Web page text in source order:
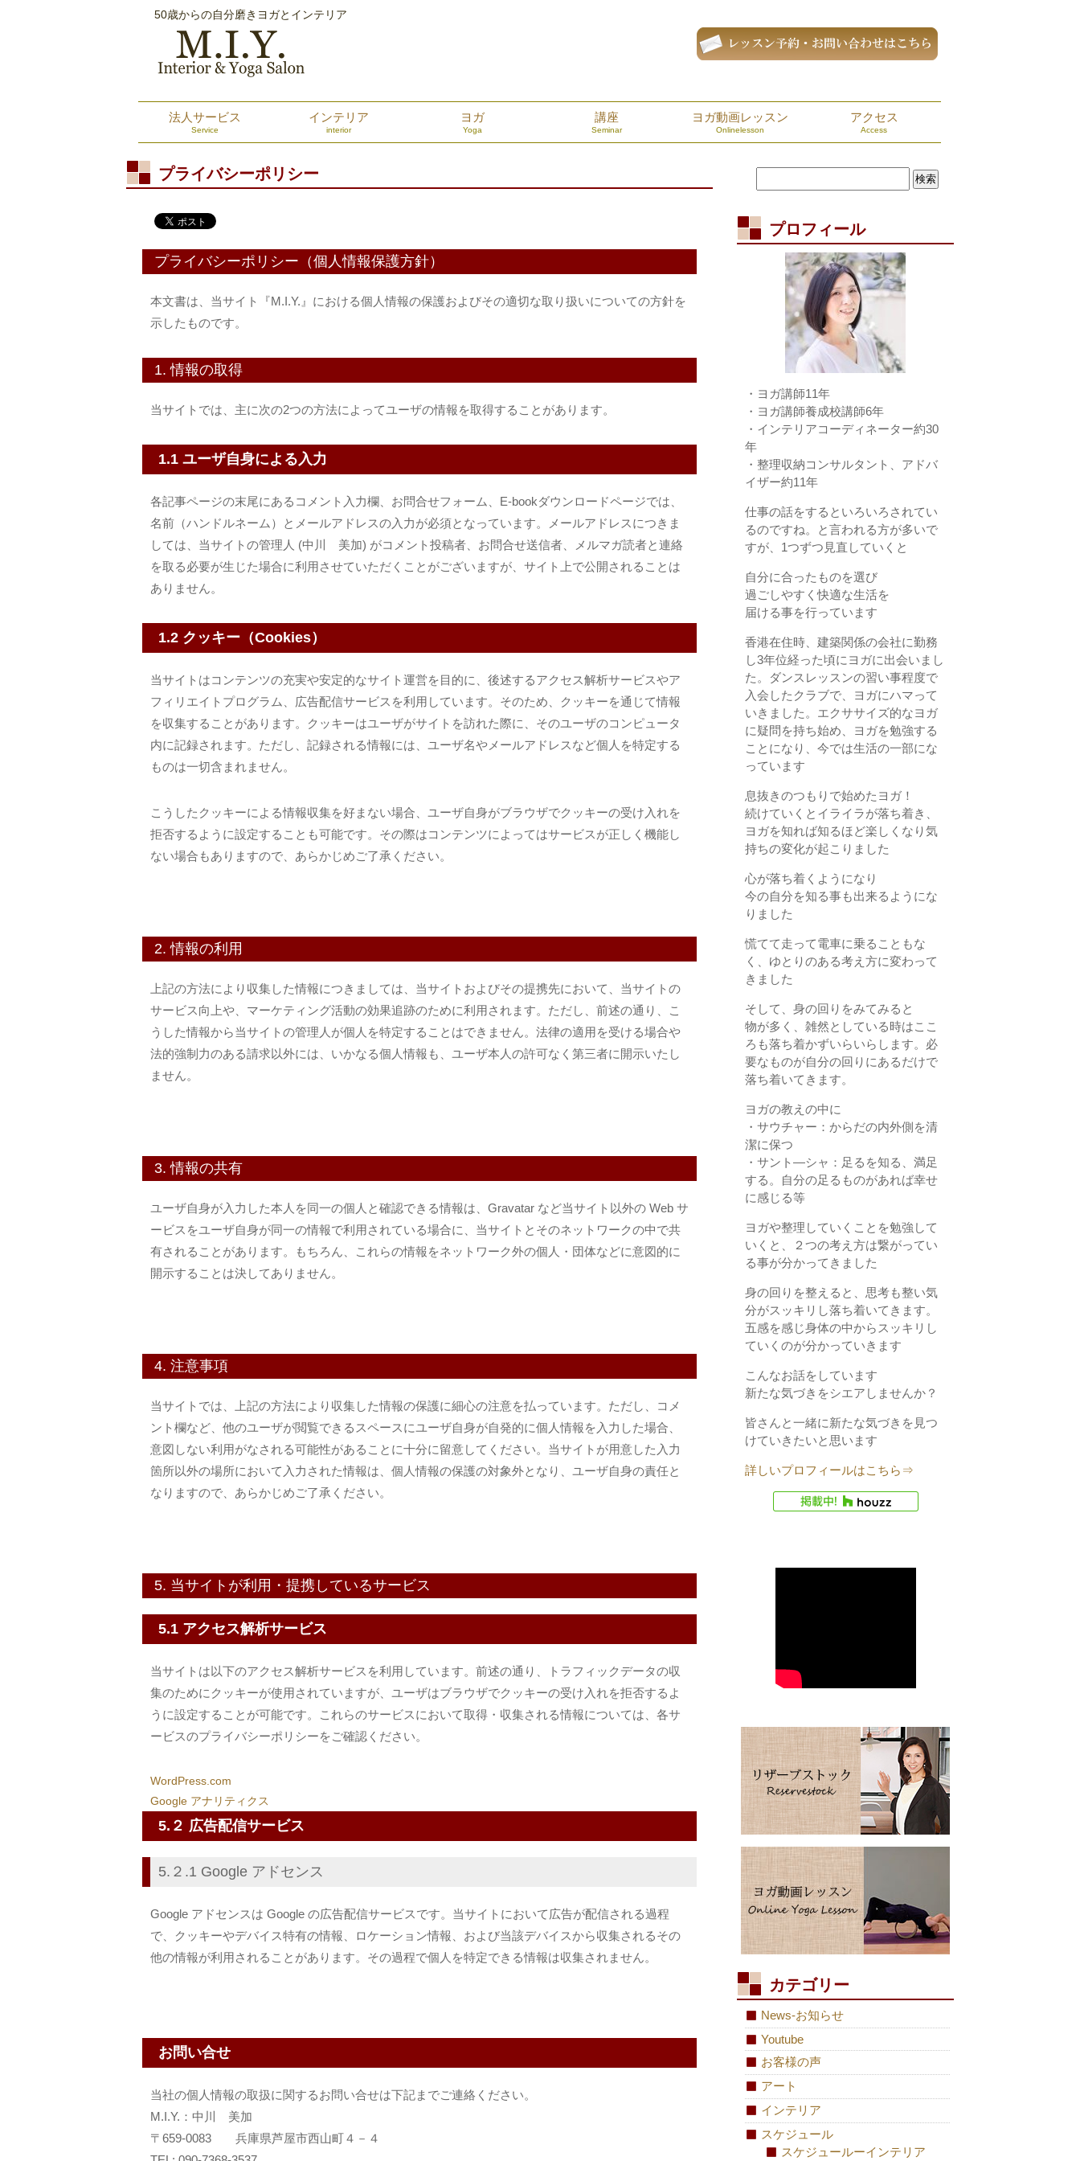
50歳からの自分磨きヨガとインテリア
法人サービス
Service
インテリア
interior
ヨガ
Yoga
講座
Seminar
ヨガ動画レッスン
Onlinelesson
アクセス
Access
プライバシーポリシー
プライバシーポリシー（個人情報保護方針）
本文書は、当サイト『M.I.Y.』における個人情報の保護およびその適切な取り扱いについての方針を
示したものです。
1. 情報の取得
当サイトでは、主に次の2つの方法によってユーザの情報を取得することがあります。
1.1 ユーザ自身による入力
各記事ページの末尾にあるコメント入力欄、お問合せフォーム、E-bookダウンロードページでは、
名前（ハンドルネーム）とメールアドレスの入力が必須となっています。メールアドレスにつきま
しては、当サイトの管理人 (中川 美加) がコメント投稿者、お問合せ送信者、メルマガ読者と連絡
を取る必要が生じた場合に利用させていただくことがございますが、サイト上で公開されることは
ありません。
1.2 クッキー（Cookies）
当サイトはコンテンツの充実や安定的なサイト運営を目的に、後述するアクセス解析サービスやア
フィリエイトプログラム、広告配信サービスを利用しています。そのため、クッキーを通じて情報
を収集することがあります。クッキーはユーザがサイトを訪れた際に、そのユーザのコンピュータ
内に記録されます。ただし、記録される情報には、ユーザ名やメールアドレスなど個人を特定する
ものは一切含まれません。
こうしたクッキーによる情報収集を好まない場合、ユーザ自身がブラウザでクッキーの受け入れを
拒否するように設定することも可能です。その際はコンテンツによってはサービスが正しく機能し
ない場合もありますので、あらかじめご了承ください。
2. 情報の利用
上記の方法により収集した情報につきましては、当サイトおよびその提携先において、当サイトの
サービス向上や、マーケティング活動の効果追跡のために利用されます。ただし、前述の通り、こ
うした情報から当サイトの管理人が個人を特定することはできません。法律の適用を受ける場合や
法的強制力のある請求以外には、いかなる個人情報も、ユーザ本人の許可なく第三者に開示いたし
ません。
3. 情報の共有
ユーザ自身が入力した本人を同一の個人と確認できる情報は、Gravatar など当サイト以外の Web サ
ービスをユーザ自身が同一の情報で利用されている場合に、当サイトとそのネットワークの中で共
有されることがあります。もちろん、これらの情報をネットワーク外の個人・団体などに意図的に
開示することは決してありません。
4. 注意事項
当サイトでは、上記の方法により収集した情報の保護に細心の注意を払っています。ただし、コメ
ント欄など、他のユーザが閲覧できるスペースにユーザ自身が自発的に個人情報を入力した場合、
意図しない利用がなされる可能性があることに十分に留意してください。当サイトが用意した入力
箇所以外の場所において入力された情報は、個人情報の保護の対象外となり、ユーザ自身の責任と
なりますので、あらかじめご了承ください。
5. 当サイトが利用・提携しているサービス
5.1 アクセス解析サービス
当サイトは以下のアクセス解析サービスを利用しています。前述の通り、トラフィックデータの収
集のためにクッキーが使用されていますが、ユーザはブラウザでクッキーの受け入れを拒否するよ
うに設定することが可能です。これらのサービスにおいて取得・収集される情報については、各サ
ービスのプライバシーポリシーをご確認ください。
WordPress.com
Google アナリティクス
5.２ 広告配信サービス
5.２.1 Google アドセンス
Google アドセンスは Google の広告配信サービスです。当サイトにおいて広告が配信される過程
で、クッキーやデバイス特有の情報、ロケーション情報、および当該デバイスから収集されるその
他の情報が利用されることがあります。その過程で個人を特定できる情報は収集されません。
お問い合せ
当社の個人情報の取扱に関するお問い合せは下記までご連絡ください。
M.I.Y.：中川 美加
〒659-0083 兵庫県芦屋市西山町４－４
プロフィール
・ヨガ講師11年
・ヨガ講師養成校講師6年
・インテリアコーディネーター約30
年
・整理収納コンサルタント、アドバ
イザー約11年
仕事の話をするといろいろされてい
るのですね。と言われる方が多いで
すが、1つずつ見直していくと
自分に合ったものを選び
過ごしやすく快適な生活を
届ける事を行っています
香港在住時、建築関係の会社に勤務
し3年位経った頃にヨガに出会いまし
た。ダンスレッスンの習い事程度で
入会したクラブで、ヨガにハマって
いきました。エクササイズ的なヨガ
に疑問を持ち始め、ヨガを勉強する
ことになり、今では生活の一部にな
っています
息抜きのつもりで始めたヨガ！
続けていくとイライラが落ち着き、
ヨガを知れば知るほど楽しくなり気
持ちの変化が起こりました
心が落ち着くようになり
今の自分を知る事も出来るようにな
りました
慌てて走って電車に乗ることもな
く、ゆとりのある考え方に変わって
きました
そして、身の回りをみてみると
物が多く、雑然としている時はここ
ろも落ち着かずいらいらします。必
要なものが自分の回りにあるだけで
落ち着いてきます。
ヨガの教えの中に
・サウチャー：からだの内外側を清
潔に保つ
・サント―シャ：足るを知る、満足
する。自分の足るものがあれば幸せ
に感じる等
ヨガや整理していくことを勉強して
いくと、２つの考え方は繋がってい
る事が分かってきました
身の回りを整えると、思考も整い気
分がスッキリし落ち着いてきます。
五感を感じ身体の中からスッキリし
ていくのが分かっていきます
こんなお話をしています
新たな気づきをシエアしませんか？
皆さんと一緒に新たな気づきを見つ
けていきたいと思います
詳しいプロフィールはこちら⇒
カテゴリー
News-お知らせ
Youtube
お客様の声
アート
インテリア
スケジュール
スケジュールーインテリア